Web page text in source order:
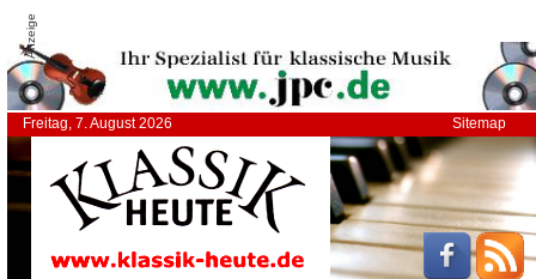
Anzeige
Freitag, 7. August 2026 Sitemap